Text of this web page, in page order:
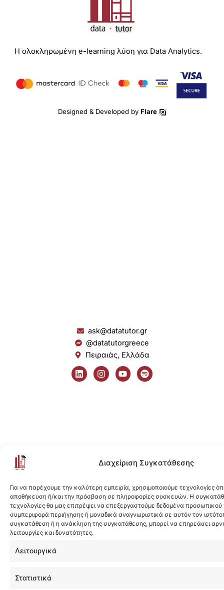
Διαχείριση Συγκατάθεσης
Για να παρέχουμε την καλύτερη εμπειρία, χρησιμοποιούμε τεχνολογίες
αποθήκευση ή/και την πρόσβαση σε πληροφορίες συσκευών. Η
τεχνολογίες θα μας επιτρέψει να επεξεργαστούμε δεδομένα
συμπεριφορά περιήγησης ή μοναδικά αναγνωριστικά σε αυτόν τον
συγκατάθεση ή η ανάκληση της συγκατάθεσης, μπορεί να επηρεάσει
λειτουργίες και δυνατότητες.
Λειτουργικά
Στατιστικά
Η ολοκληρωμένη e-learning λύση για Data Analytics.
Designed & Developed by Flare
ask@datatutor.gr
@datatutorgreece
Πειραιάς, Ελλάδα
L
i
n
I
n
s
Y
o
u
S
p
o